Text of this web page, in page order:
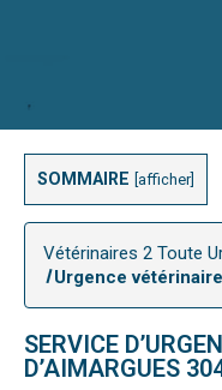
SOMMAIRE afficher
Vétérinaires 2 Toute
Urgence
SERVICE
D’AIMARGUES